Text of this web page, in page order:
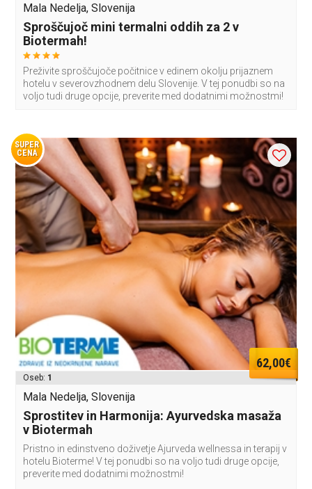
Mala Nedelja, Slovenija
Sproščujoč mini termalni oddih za 2 v
Biotermah!
Preživite sproščujoče počitnice v edinem okolju prijaznem
hotelu v severovzhodnem delu Slovenije. V tej ponudbi so na
voljo tudi druge opcije, preverite med dodatnimi možnostmi!
SUPER
CENA
62,00€
Oseb: 1
Mala Nedelja, Slovenija
Sprostitev in Harmonija: Ayurvedska masaža
v Biotermah
Pristno in edinstveno doživetje Ajurveda wellnessa in terapij v
hotelu Bioterme! V tej ponudbi so na voljo tudi druge opcije,
preverite med dodatnimi možnostmi!